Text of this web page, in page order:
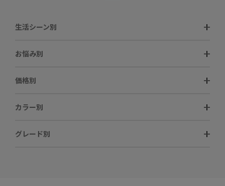
生活シーン別
お悩み別
価格別
カラー別
グレード別